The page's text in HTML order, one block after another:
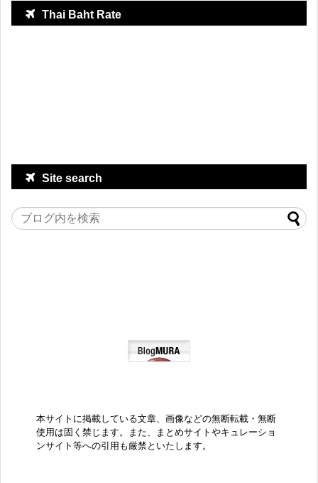
Thai Baht Rate
Site search
本サイトに掲載している文章、画像などの無断転載・無断
使用は固く禁じます。また、まとめサイトやキュレーショ
ンサイト等への引用も厳禁といたします。